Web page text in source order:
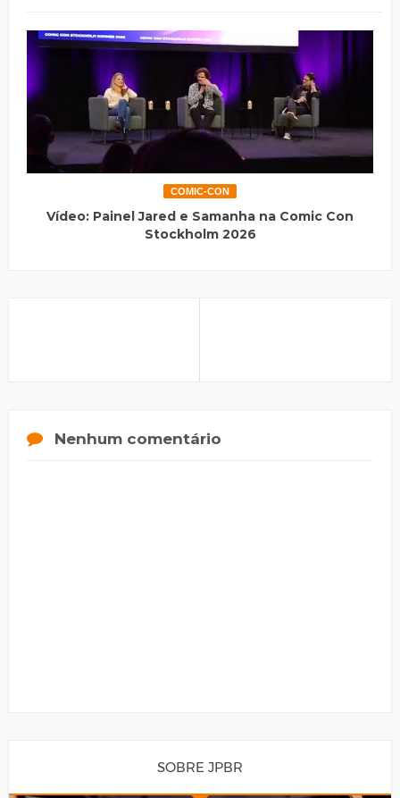
COMIC-CON
Vídeo: Painel Jared e Samanha na Comic Con
Stockholm 2026
Nenhum comentário
SOBRE JPBR